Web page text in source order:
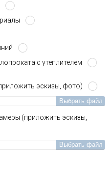
с утеплителем
эскизы, фото)
Выбрать файл
(приложить эскизы,
Выбрать файл